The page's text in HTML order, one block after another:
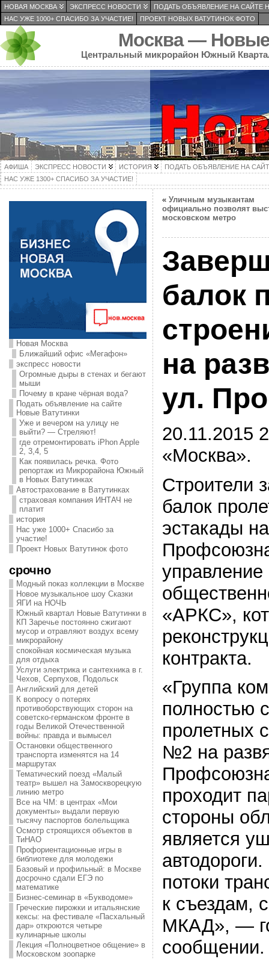
НОВАЯ МОСКВА ЭКСПРЕСС НОВОСТИ
ПОДАТЬ ОБЪЯВЛЕНИЕ НА САЙТЕ
НАС УЖЕ 1000+ СПАСИБО ЗА УЧАСТИЕ!
ПРОЕКТ НОВЫХ ВАТУТИНОК ФОТО
Москва — Новые
Центральный микрорайон Южный
АФИША ЭКСПРЕСС НОВОСТИ ИСТОРИЯ
ПОДАТЬ ОБЪЯВЛЕНИЕ НА
НАС УЖЕ 1300+ СПАСИБО ЗА УЧАСТИЕ!
Новая Москва
Ближайший офис «Мегафон»
экспресс новости
Огромные дыры в стенах и бегают
мыши
Почему в кране чёрная вода?
Подать объявление на сайте
Новые Ватутинки
Уже и вечером на улицу не
выйти? — Стреляют!
где отремонтировать iPhon Apple
2, 3,4, 5
Как появилась речка. Фото
репортаж из Микрорайона Южный
в Новых Ватутинках
Автострахование в Ватутинках
страховая компания ИНТАЧ не
платит
история
Нас уже 1000+ Спасибо за
участие!
Проект Новых Ватутинок фото
срочно
Модный показ коллекции в Москве
Новое музыкальное шоу Сказки
ЯГИ на НОЧЬ
Южный квартал Новые Ватутинки в
КП Заречье постоянно сжигают
мусор и отравляют воздух всему
микрорайону
спокойная космическая музыка
для отдыха
Услуги электрика и сантехника в г.
Чехов, Серпухов, Подольск
Английский для детей
К вопросу о потерях
противоборствующих сторон на
советско-германском фронте в
годы Великой Отечественной
войны: правда и вымысел
Остановки общественного
транспорта изменятся на 14
маршрутах
Тематический поезд «Малый
театр» вышел на Замоскворецкую
линию метро
Все на ЧМ: в центрах «Мои
документы» выдали первую
тысячу паспортов болельщика
Осмотр строящихся объектов в
ТиНАО
Профориентационные игры в
библиотеке для молодежи
Базовый и профильный: в Москве
досрочно сдали ЕГЭ по
математике
Бизнес-семинар в «Букводоме»
Греческие пирожки и итальянские
кексы: на фестивале «Пасхальный
дар» откроются четыре
кулинарные школы
Лекция «Полноцветное общение» в
Московском зоопарке
« Уличным музыкантам
официально позволят
московском метро
балок
на
ул.
20.11.2015
«Москва».
Строители
балок
эстакады
«АРКС»,
контракта.
«Группа
полностью
пролетных
№2 на
проходит
стороны
является
потоки
к съездам,
МКАД», —
сообщении.